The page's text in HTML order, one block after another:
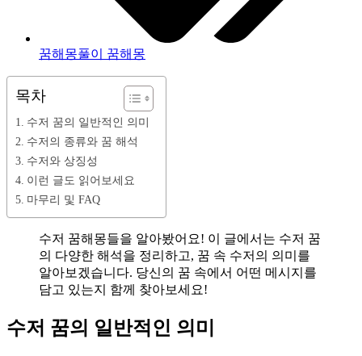
꿈해몽풀이 꿈해몽
목차
수저 꿈의 일반적인 의미
수저의 종류와 꿈 해석
수저와 상징성
이런 글도 읽어보세요
마무리 및 FAQ
수저 꿈해몽들을 알아봤어요! 이 글에서는 수저 꿈
의 다양한 해석을 정리하고, 꿈 속 수저의 의미를
알아보겠습니다. 당신의 꿈 속에서 어떤 메시지를
담고 있는지 함께 찾아보세요!
수저 꿈의 일반적인 의미